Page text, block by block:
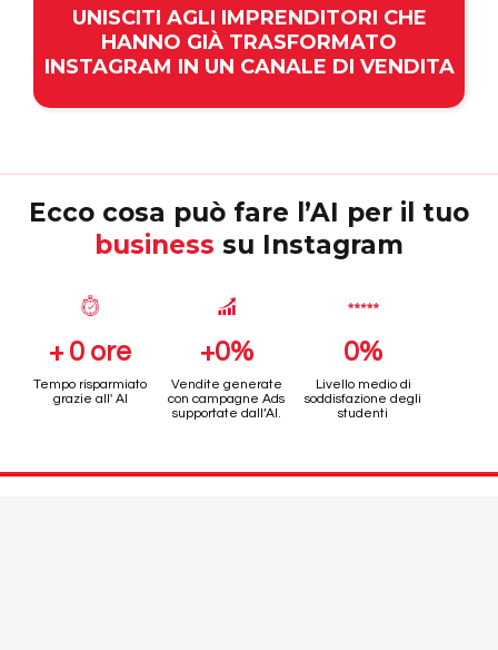
UNISCITI AGLI IMPRENDITORI CHE
HANNO GIÀ TRASFORMATO
INSTAGRAM IN UN CANALE DI VENDITA
Ecco cosa può fare l’AI per il tuo
business su Instagram
+ 0 ore
Tempo risparmiato
grazie all' AI
+0%
Vendite generate
con campagne Ads
supportate dall’AI.
0%
Livello medio di
soddisfazione degli
studenti